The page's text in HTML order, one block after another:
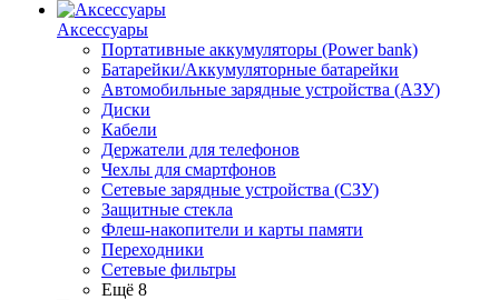
Аксессуары
Портативные аккумуляторы (Power bank)
Батарейки/Аккумуляторные батарейки
Автомобильные зарядные устройства (АЗУ)
Диски
Кабели
Держатели для телефонов
Чехлы для смартфонов
Сетевые зарядные устройства (СЗУ)
Защитные стекла
Флеш-накопители и карты памяти
Переходники
Сетевые фильтры
Ещё 8